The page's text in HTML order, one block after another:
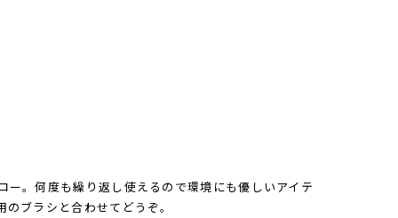
。何度も繰り返し使えるので環境にも優しいアイテ
ブラシと合わせてどうぞ。